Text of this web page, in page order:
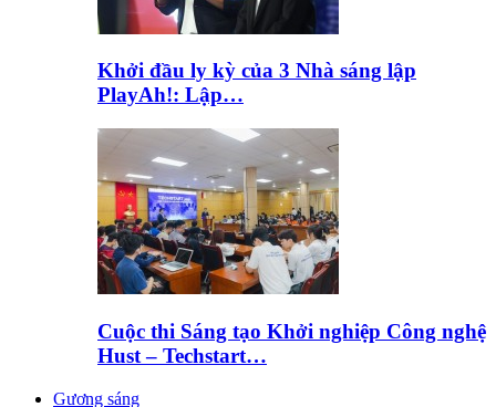
Khởi đầu ly kỳ của 3 Nhà sáng lập
PlayAh!: Lập…
Cuộc thi Sáng tạo Khởi nghiệp Công nghệ
Hust – Techstart…
Gương sáng